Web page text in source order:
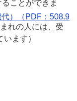
ことができま
れの人には、受
ます）
）（PDF：508.9